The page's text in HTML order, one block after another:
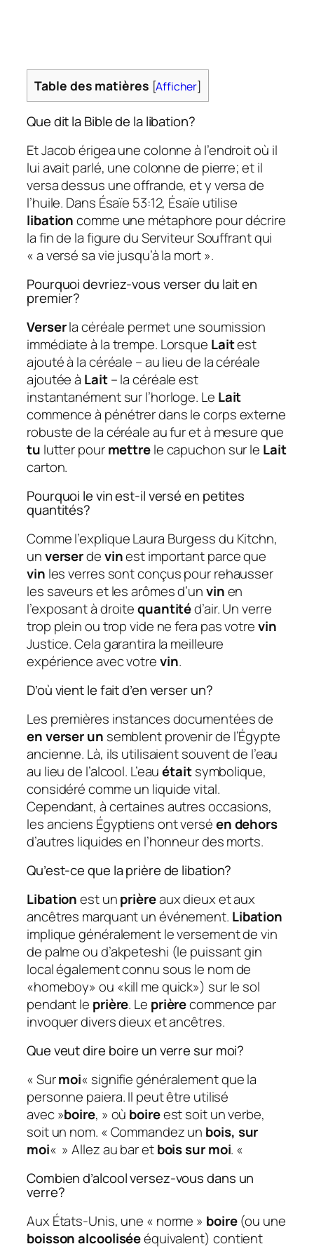
Table des matières [Afficher]
Que dit la Bible de la libation?
Et Jacob érigea une colonne à l’endroit où il
lui avait parlé, une colonne de pierre; et il
versa dessus une offrande, et y versa de
l’huile. Dans Ésaïe 53:12, Ésaïe utilise
libationcomme une métaphore pour décrire
la fin de la figure du Serviteur Souffrant qui
« a versé sa vie jusqu’à la mort ».
Pourquoi devriez-vous verser du lait en
premier?
Verserla céréale permet une soumission
immédiate à la trempe. Lorsque Laitest
ajouté à la céréale – au lieu de la céréale
ajoutée à Lait– la céréale est
instantanément sur l’horloge. Le Lait
commence à pénétrer dans le corps externe
robuste de la céréale au fur et à mesure que
tu lutter pourmettrele capuchon sur le Lait
carton.
Pourquoi le vin est-il versé en petites
quantités?
Comme l’explique Laura Burgess du Kitchn,
unverserdevinest important parce que
vin les verres sont conçus pour rehausser
les saveurs et les arômes d’unvinen
l’exposant à droitequantitéd’air. Un verre
trop plein ou trop vide ne fera pas votrevin
Justice. Cela garantira la meilleure
expérience avec votrevin.
D’où vient le fait d’en verser un?
Les premières instances documentées de
en verser un semblent provenir de l’Égypte
ancienne. Là, ils utilisaient souvent de l’eau
au lieu de l’alcool. L’eauétaitsymbolique,
considéré comme un liquide vital.
Cependant, à certaines autres occasions,
les anciens Égyptiens ont verséen dehors
d’autres liquides en l’honneur des morts.
Qu’est-ce que la prière de libation?
Libationest unprièreaux dieux et aux
ancêtres marquant un événement. Libation
implique généralement le versement de vin
de palme ou d’akpeteshi (le puissant gin
local également connu sous le nom de
«homeboy» ou «kill me quick») sur le sol
pendant le prière. Le prièrecommence par
invoquer divers dieux et ancêtres.
Que veut dire boire un verre sur moi?
« Surmoi« signifie généralement que la
personne paiera. Il peut être utilisé
avec »boire, » où boireest soit un verbe,
soit un nom. « Commandez un bois, sur
moi« » Allez au bar etbois sur moi. «
Combien d’alcool versez-vous dans un
verre?
Aux États-Unis, une « norme » boire(ou une
boisson alcooliséeéquivalent) contient